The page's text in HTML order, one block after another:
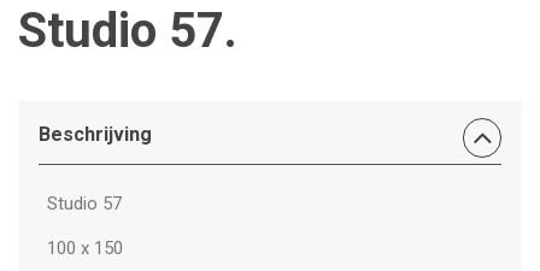
Studio 57.
Beschrijving
Studio 57
100 x 150